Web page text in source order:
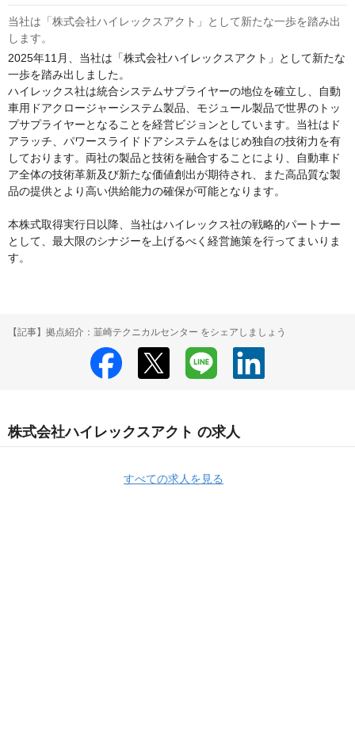
当社は「株式会社ハイレックスアクト」として新たな一歩を踏み出
します。
2025年11月、当社は「株式会社ハイレックスアクト」として新たな
一歩を踏み出しました。
ハイレックス社は統合システムサプライヤーの地位を確立し、自動
車用ドアクロージャーシステム製品、モジュール製品で世界のトッ
プサプライヤーとなることを経営ビジョンとしています。当社はド
アラッチ、パワースライドドアシステムをはじめ独⾃の技術⼒を有
しております。両社の製品と技術を融合することにより、自動車ド
ア全体の技術革新及び新たな価値創出が期待され、また高品質な製
品の提供とより高い供給能力の確保が可能となります。
本株式取得実行日以降、当社はハイレックス社の戦略的パートナー
として、最大限のシナジーを上げるべく経営施策を行ってまいりま
す。
【記事】拠点紹介：韮崎テクニカルセンター をシェアしましょう
株式会社ハイレックスアクト の求人
すべての求人を見る